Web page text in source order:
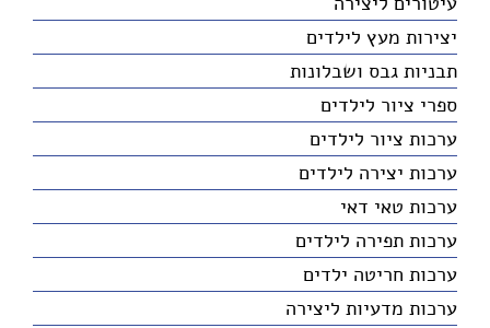
יצירות מעץ לילדים
תבניות גבס ושבלונות
ספרי ציור לילדים
ערכות ציור לילדים
ערכות יצירה לילדים
ערכות טאי דאי
ערכות תפירה לילדים
ערכות חריטה ילדים
ערכות מדעיות ליצירה